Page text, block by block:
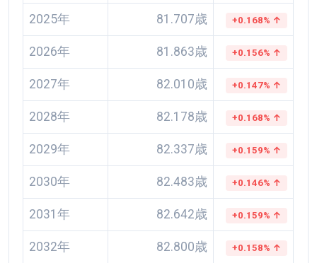
2025年 81.707歳 +0.168% ↑
2026年 81.863歳 +0.156% ↑
2027年 82.010歳 +0.147% ↑
2028年 82.178歳 +0.168% ↑
2029年 82.337歳 +0.159% ↑
2030年 82.483歳 +0.146% ↑
2031年 82.642歳 +0.159% ↑
2032年 82.800歳 +0.158% ↑